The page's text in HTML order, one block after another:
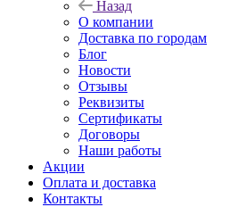
Назад
О компании
Доставка по городам
Блог
Новости
Отзывы
Реквизиты
Сертификаты
Договоры
Наши работы
Акции
Оплата и доставка
Контакты